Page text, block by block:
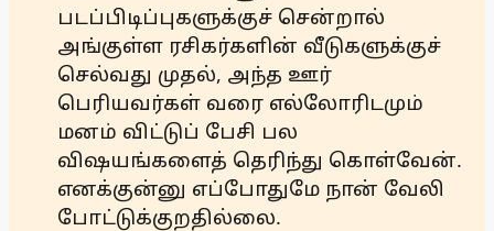
படப்பிடிப்புகளுக்குச் சென்றால்
அங்குள்ள ரசிகர்களின் வீடுகளுக்குச்
செல்வது முதல், அந்த ஊர்
பெரியவர்கள் வரை எல்லோரிடமும்
மனம் விட்டுப் பேசி பல
விஷயங்களைத் தெரிந்து கொள்வேன்.
எனக்குன்னு எப்போதுமே நான் வேலி
போட்டுக்குறதில்லை.